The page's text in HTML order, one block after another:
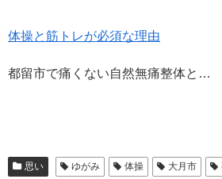
体操と筋トレが必須な理由
都留市で痛くない自然無痛整体と…
思い ゆがみ 体操 大月市